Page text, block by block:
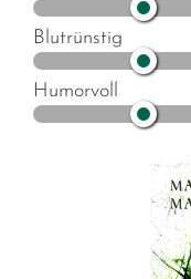
Blutrünstig
Humorvoll